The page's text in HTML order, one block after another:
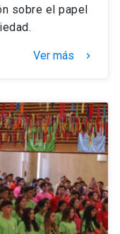
sobre el papel
Ver más keyboard_arrow_right